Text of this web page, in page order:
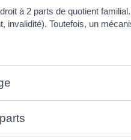
à 2 parts de quotient
Toutefois, un